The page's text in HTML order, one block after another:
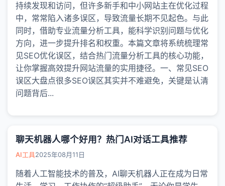
持续发现和访问，但许多新手和中小网站主在优化过程
中，常常陷入诸多误区，导致流量长期不见起色。与此
同时，借助专业流量分析工具，能科学识别问题与优化
方向，进一步提升排名和权重。本篇文章将系统梳理常
见SEO优化误区，结合热门流量分析工具的核心功能，
让你掌握高效提升网站流量的实用捷径。一、常见SEO
误区大盘点很多SEO误区其实并不难避免，关键是认清
问题背后...
聊天机器人哪个好用？热门AI对话工具推荐
AI工具2025年08月11日
随着人工智能技术的普及，AI聊天机器人正在成为日常